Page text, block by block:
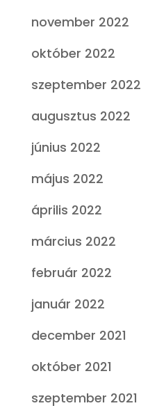
november 2022
október 2022
szeptember 2022
augusztus 2022
június 2022
május 2022
április 2022
március 2022
február 2022
január 2022
december 2021
október 2021
szeptember 2021